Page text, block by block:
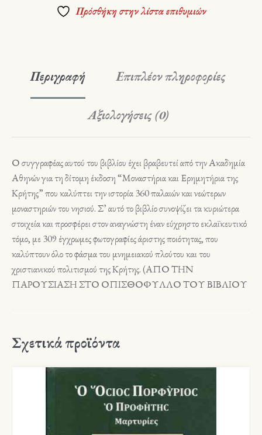
Πρόσθήκη στην λίστα επιθυμιών
Περιγραφή Επιπλέον πληροφορίες
Αξιολογήσεις (0)
Ο συγγραφέας αυτού του βιβλίου έχει βραβευτεί από την Ακαδημία
Αθηνών για τη δίτομη έκδοση “Μοναστήρια και Ερημητήρια της
Κρήτης” που καλύπτει την ιστορία 360 παλαιών και νεώτερων
μοναστηριών του νησιού. Σ’ αυτό το βιβλίο συνοψίζει τα κυριώτερα
στοιχεία και προσφέρει στον αναγνώστη έναν εύχρηστο εκλαϊκευτικό
τόμο, με 309 έγχρωμες φωτογραφίες άριστης ποιότητας, που
καλύπτουν όλο το φάσμα του μνημειακού πλούτου και του
χριστιανικού πολιτισμού της Κρήτης. (ΑΠΟ ΤΗΝ
ΠΑΡΟΥΣΙΑΣΗ ΣΤΟ ΟΠΙΣΘΟΦΥΛΛΟ ΤΟΥ ΒΙΒΛΙΟΥ
Σχετικά προϊόντα